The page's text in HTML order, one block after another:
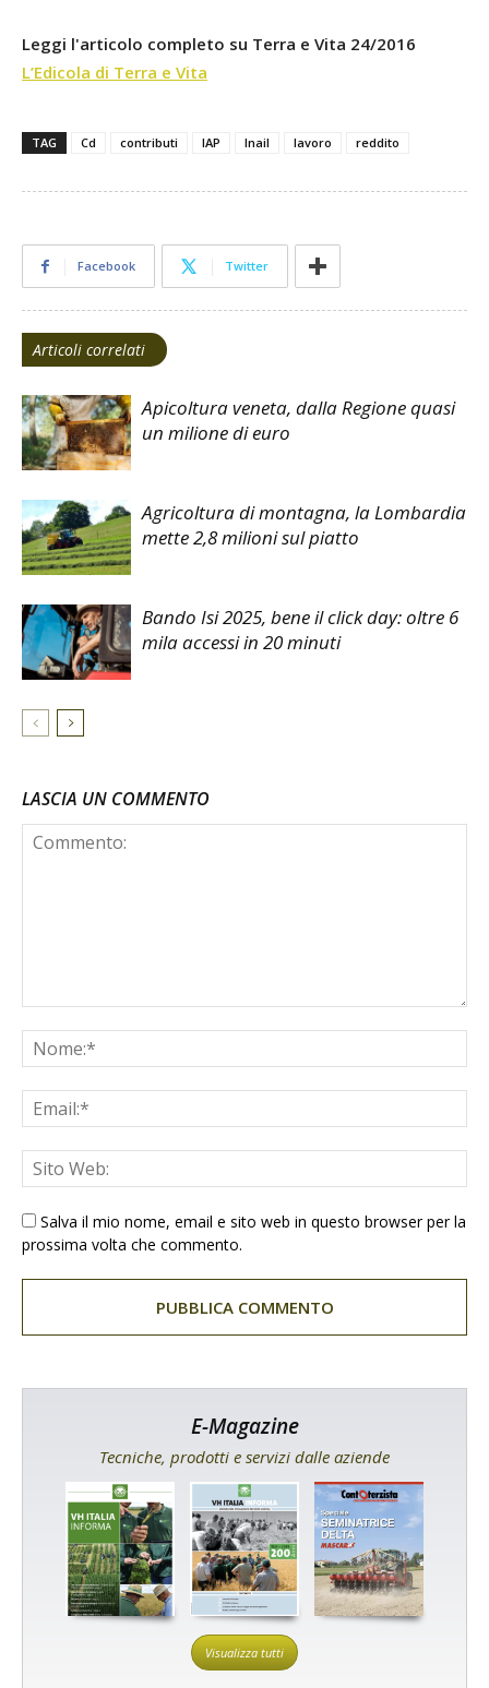
Leggi l'articolo completo su Terra e Vita 24/2016
L’Edicola di Terra e Vita
TAG Cd contributi IAP Inail lavoro reddito
Facebook Twitter
Articoli correlati
Apicoltura veneta, dalla Regione quasi
un milione di euro
Agricoltura di montagna, la Lombardia
mette 2,8 milioni sul piatto
Bando Isi 2025, bene il click day: oltre 6
mila accessi in 20 minuti
LASCIA UN COMMENTO
Salva il mio nome, email e sito web in questo browser per la
prossima volta che commento.
E-Magazine
Tecniche, prodotti e servizi dalle aziende
Visualizza tutti